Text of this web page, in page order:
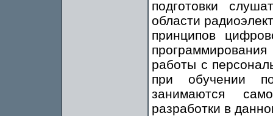
подготовки
области
принципов
работы с
при обучении
занимаются
разработки в